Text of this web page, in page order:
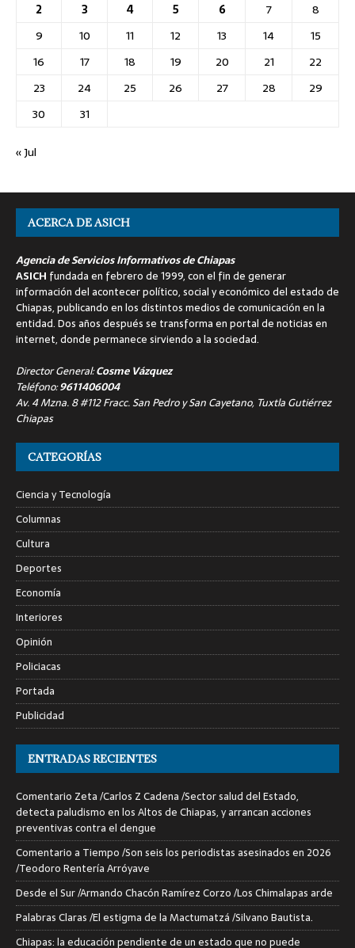
2
3 4 5 6 7
8
9
10 11 12 13 14
15
16
17 18 19 20 21
22
23
24 25 26 27 28
29
30
31
« Jul
ACERCA DE ASICH
Agencia de Servicios Informativos de Chiapas
ASICH fundada en febrero de 1999, con el fin de generar
información del acontecer político, social y económico del estado de
Chiapas, publicando en los distintos medios de comunicación en la
entidad. Dos años después se transforma en portal de noticias en
internet, donde permanece sirviendo a la sociedad.
Director General:Cosme Vázquez
Teléfono:9611406004
Av. 4 Mzna. 8 #112 Fracc. San Pedro y San Cayetano, Tuxtla Gutiérrez
Chiapas
CATEGORÍAS
Ciencia y Tecnología
Columnas
Cultura
Deportes
Economía
Interiores
Opinión
Policiacas
Portada
Publicidad
ENTRADAS RECIENTES
Comentario Zeta /Carlos Z Cadena /Sector salud del Estado,
detecta paludismo en los Altos de Chiapas, y arrancan acciones
preventivas contra el dengue
Comentario a Tiempo /Son seis los periodistas asesinados en 2026
/Teodoro Rentería Arróyave
Desde el Sur /Armando Chacón Ramírez Corzo /Los Chimalapas arde
Palabras Claras /El estigma de la Mactumatzá /Silvano Bautista.
Chiapas: la educación pendiente de un estado que no puede